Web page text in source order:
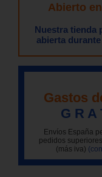
Abierto
Nuestra tienda
abierta
Gastos
G R A
Envíos España
pedidos
(más iva)